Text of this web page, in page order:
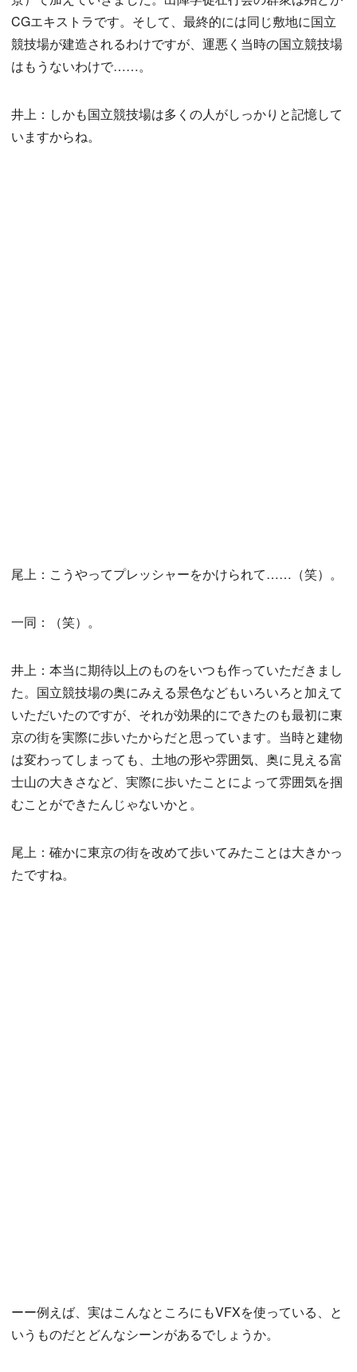
CGエキストラです。そして、最終的には同じ敷地に国立
競技場が建造されるわけですが、運悪く当時の国立競技場
はもうないわけで……。
井上：しかも国立競技場は多くの人がしっかりと記憶して
いますからね。
尾上：こうやってプレッシャーをかけられて……（笑）。
一同：（笑）。
井上：本当に期待以上のものをいつも作っていただきまし
た。国立競技場の奥にみえる景色などもいろいろと加えて
いただいたのですが、それが効果的にできたのも最初に東
京の街を実際に歩いたからだと思っています。当時と建物
は変わってしまっても、土地の形や雰囲気、奥に見える富
士山の大きさなど、実際に歩いたことによって雰囲気を掴
むことができたんじゃないかと。
尾上：確かに東京の街を改めて歩いてみたことは大きかっ
たですね。
ーー例えば、実はこんなところにもVFXを使っている、と
いうものだとどんなシーンがあるでしょうか。